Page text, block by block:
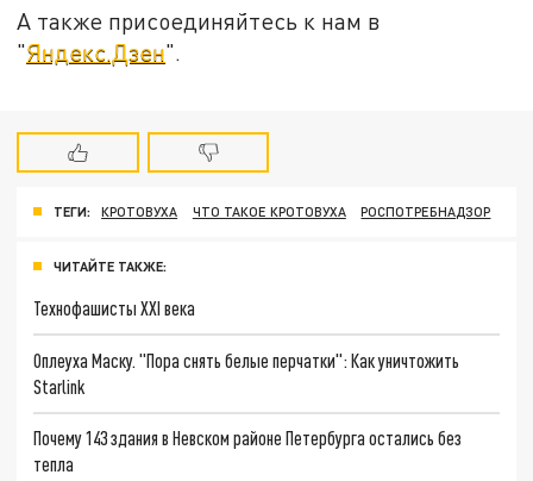
А также присоединяйтесь к нам в
"Яндекс.Дзен".
ТЕГИ: КРОТОВУХА ЧТО ТАКОЕ КРОТОВУХА РОСПОТРЕБНАДЗОР
ЧИТАЙТЕ ТАКЖЕ:
Технофашисты XXI века
Оплеуха Маску. "Пора снять белые перчатки": Как уничтожить
Starlink
Почему 143 здания в Невском районе Петербурга остались без
тепла